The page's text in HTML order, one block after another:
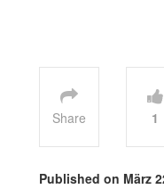
Share 1
Published on März